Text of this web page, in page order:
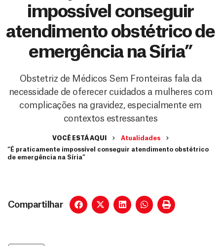
impossível conseguir
atendimento obstétrico de
emergência na Síria”
Obstetriz de Médicos Sem Fronteiras fala da
necessidade de oferecer cuidados a mulheres com
complicações na gravidez, especialmente em
contextos estressantes
VOCÊ ESTÁ AQUI
Atualidades
“É praticamente impossível conseguir atendimento obstétrico
de emergência na Síria”
Compartilhar